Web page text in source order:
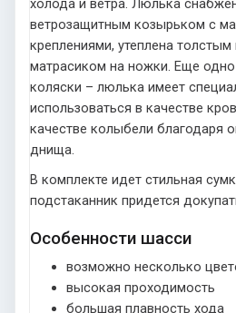
холода и ветра. Люлька
ветрозащитным козырьком с
креплениями, утеплена
матрасиком на ножки. Еще
коляски – люлька имеет
использоваться в качестве
качестве колыбели благодаря
днища.
В комплекте идет стильная
подстаканник придется
Особенности шасси
возможно несколько
высокая проходимость
большая плавность хода